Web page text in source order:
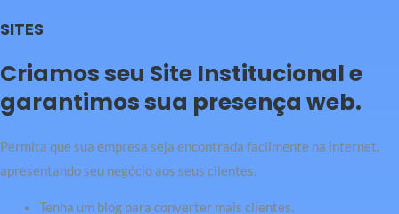
SITES
Criamos seu Site Institucional e
garantimos sua presença web.
Permita que sua empresa seja encontrada facilmente na internet,
apresentando seu negócio aos seus clientes.
Tenha um blog para converter mais clientes.